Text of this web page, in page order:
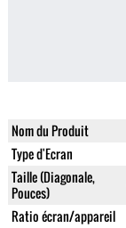
Nom du Produit
Type d'Ecran
Taille (Diagonale,
Pouces)
Ratio écran/appareil